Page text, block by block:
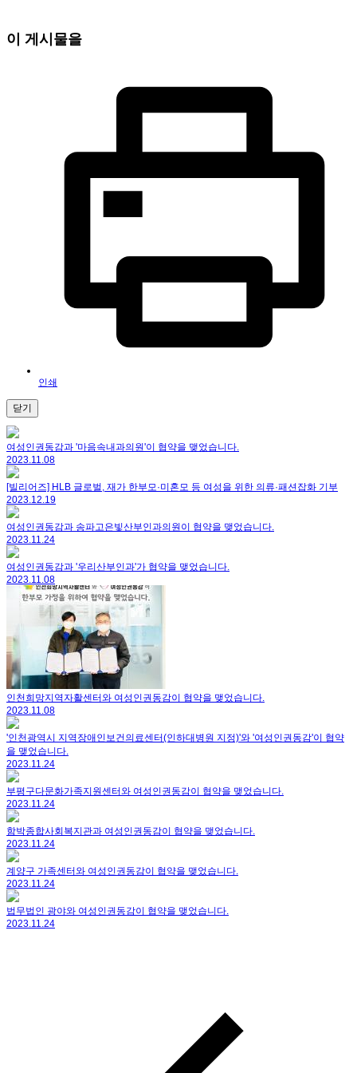
이 게시물을
인쇄
닫기
여성인권동감과 '마음속내과의원'이 협약을 맺었습니다.
2023.11.08
[빌리어즈] HLB 글로벌, 재가 한부모·미혼모 등 여성을 위한 의류·패션잡화 기부
2023.12.19
여성인권동감과 송파고은빛산부인과의원이 협약을 맺었습니다.
2023.11.24
여성인권동감과 '우리산부인과'가 협약을 맺었습니다.
2023.11.08
인천희망지역자활센터와 여성인권동감이 협약을 맺었습니다.
2023.11.08
'인천광역시 지역장애인보건의료센터(인하대병원 지정)'와 '여성인권동감'이 협약
을 맺었습니다.
2023.11.24
부평구다문화가족지원센터와 여성인권동감이 협약을 맺었습니다.
2023.11.24
함박종합사회복지관과 여성인권동감이 협약을 맺었습니다.
2023.11.24
계양구 가족센터와 여성인권동감이 협약을 맺었습니다.
2023.11.24
법무법인 광야와 여성인권동감이 협약을 맺었습니다.
2023.11.24